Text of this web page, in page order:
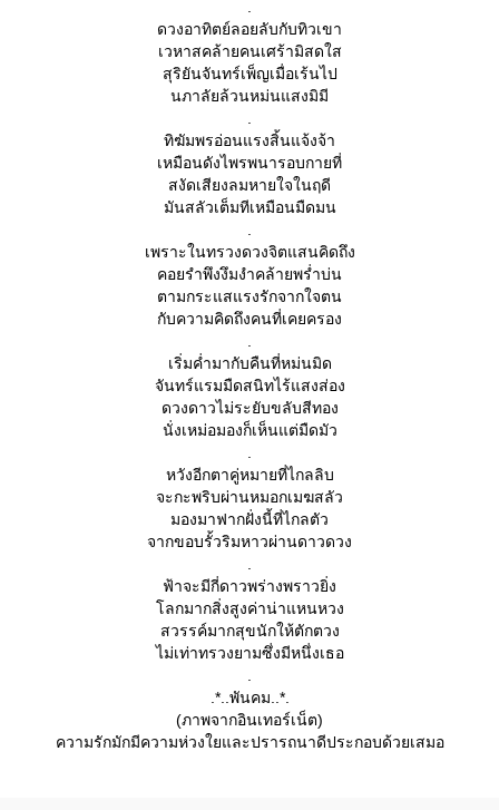
ดวงอาทิตย์ลอยลับกับทิวเขา
เวหาสคล้ายคนเศร้ามิสดใส
สุริยันจันทร์เพ็ญเมื่อเร้นไป
นภาลัยล้วนหม่นแสงมิมี
ทิฆัมพรอ่อนแรงสิ้นแจ้งจ้า
เหมือนดังไพรพนารอบกายที่
สงัดเสียงลมหายใจในฤดี
มันสลัวเต็มทีเหมือนมืดมน
เพราะในทรวงดวงจิตแสนคิดถึง
คอยรำพึงงึมงำคล้ายพร่ำบ่น
ตามกระแสแรงรักจากใจตน
กับความคิดถึงคนที่เคยครอง
เริ่มค่ำมากับคืนที่หม่นมิด
จันทร์แรมมืดสนิทไร้แสงส่อง
ดวงดาวไม่ระยับขลับสีทอง
นั่งเหม่อมองก็เห็นแต่มืดมัว
หวังอีกตาคู่หมายที่ไกลลิบ
จะกะพริบผ่านหมอกเมฆสลัว
มองมาฟากฝั่งนี้ที่ไกลตัว
จากขอบรั้วริมหาวผ่านดาวดวง
ฟ้าจะมีกี่ดาวพร่างพราวยิ่ง
ลกมากสิ่งสูงค่าน่าแหนหวง
สวรรค์มากสุขนักให้ตักตวง
ไม่เท่าทรวงยามซึ่งมีหนึ่งเธอ
.*..พันคม..*.
(ภาพจากอินเทอร์เน็ต)
ความรักมักมีความห่วงใยและปรารถนาดีประกอบด้วยเสมอ